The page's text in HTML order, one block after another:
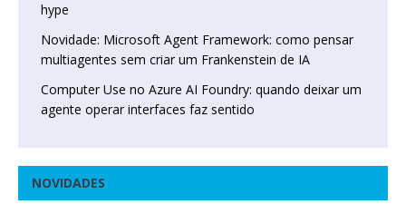
hype
Novidade: Microsoft Agent Framework: como pensar
multiagentes sem criar um Frankenstein de IA
Computer Use no Azure AI Foundry: quando deixar um
agente operar interfaces faz sentido
NOVIDADES